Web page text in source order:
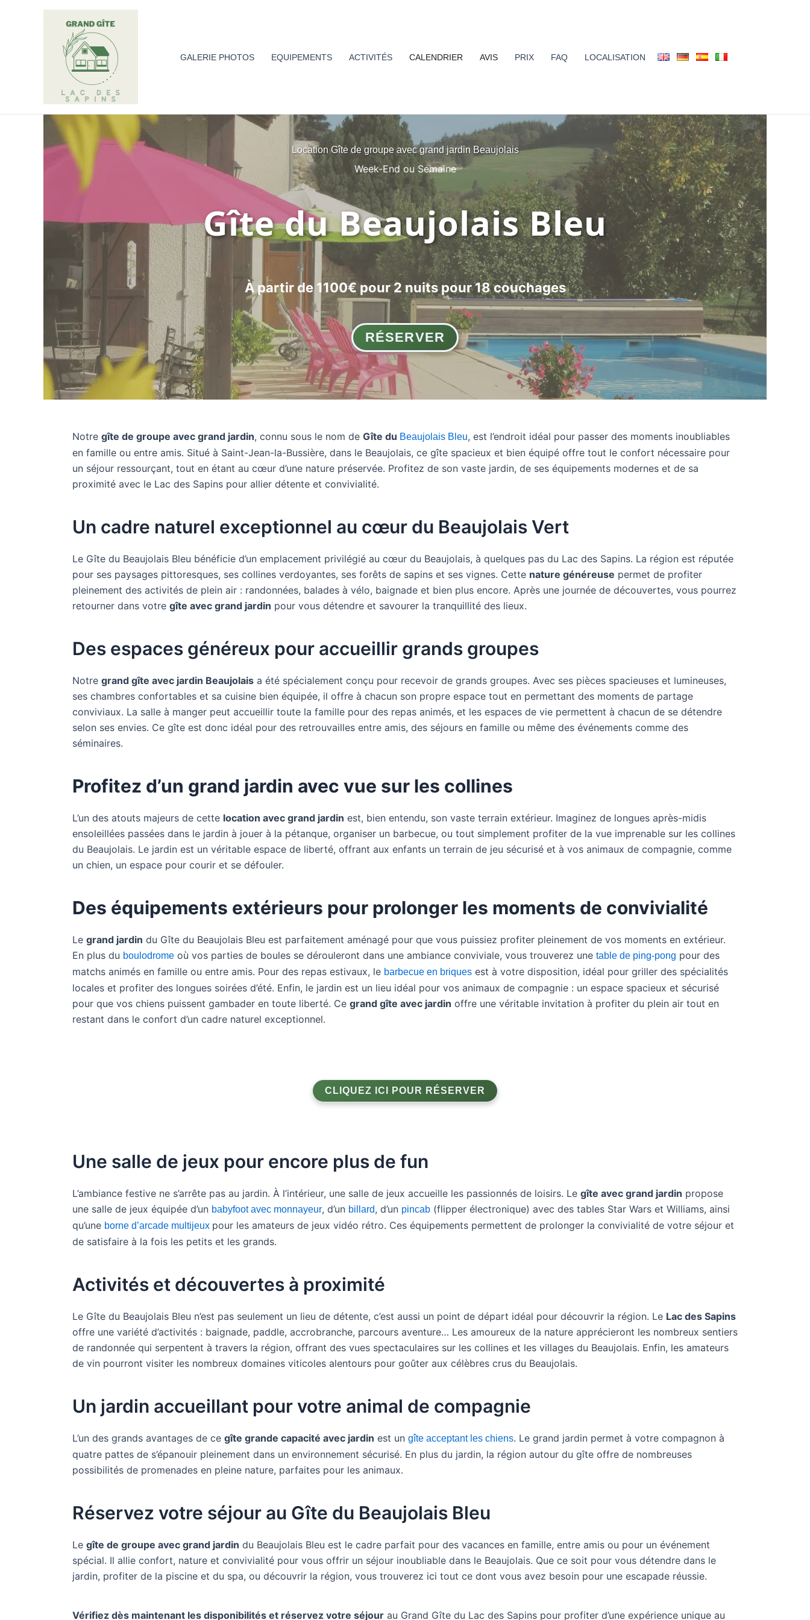
GALERIE PHOTOS EQUIPEMENTS ACTIVITÉS CALENDRIER AVIS PRIX FAQ LOCALISATION
Location Gîte de groupe avec grand jardin Beaujolais
Week-End ou Semaine
Gîte du Beaujolais Bleu
À partir de 1100€ pour 2 nuits pour 18 couchages
RÉSERVER
Notre gîte de groupe avec grand jardin, connu sous le nom de Gîte du Beaujolais Bleu, est l’endroit idéal pour passer des moments inoubliables
en famille ou entre amis. Situé à Saint-Jean-la-Bussière, dans le Beaujolais, ce gîte spacieux et bien équipé offre tout le confort nécessaire pour
un séjour ressourçant, tout en étant au cœur d’une nature préservée. Profitez de son vaste jardin, de ses équipements modernes et de sa
proximité avec le Lac des Sapins pour allier détente et convivialité.
Un cadre naturel exceptionnel au cœur du Beaujolais Vert
Le Gîte du Beaujolais Bleu bénéficie d’un emplacement privilégié au cœur du Beaujolais, à quelques pas du Lac des Sapins. La région est réputée
pour ses paysages pittoresques, ses collines verdoyantes, ses forêts de sapins et ses vignes. Cette nature généreuse permet de profiter
pleinement des activités de plein air : randonnées, balades à vélo, baignade et bien plus encore. Après une journée de découvertes, vous pourrez
retourner dans votre gîte avec grand jardin pour vous détendre et savourer la tranquillité des lieux.
Des espaces généreux pour accueillir grands groupes
Notre grand gîte avec jardin Beaujolais a été spécialement conçu pour recevoir de grands groupes. Avec ses pièces spacieuses et lumineuses,
ses chambres confortables et sa cuisine bien équipée, il offre à chacun son propre espace tout en permettant des moments de partage
conviviaux. La salle à manger peut accueillir toute la famille pour des repas animés, et les espaces de vie permettent à chacun de se détendre
selon ses envies. Ce gîte est donc idéal pour des retrouvailles entre amis, des séjours en famille ou même des événements comme des
séminaires.
Profitez d’un grand jardin avec vue sur les collines
L’un des atouts majeurs de cette location avec grand jardin est, bien entendu, son vaste terrain extérieur. Imaginez de longues après-midis
ensoleillées passées dans le jardin à jouer à la pétanque, organiser un barbecue, ou tout simplement profiter de la vue imprenable sur les collines
du Beaujolais. Le jardin est un véritable espace de liberté, offrant aux enfants un terrain de jeu sécurisé et à vos animaux de compagnie, comme
un chien, un espace pour courir et se défouler.
Des équipements extérieurs pour prolonger les moments de convivialité
Le grand jardin du Gîte du Beaujolais Bleu est parfaitement aménagé pour que vous puissiez profiter pleinement de vos moments en extérieur.
En plus du boulodrome où vos parties de boules se dérouleront dans une ambiance conviviale, vous trouverez une table de ping-pong pour des
matchs animés en famille ou entre amis. Pour des repas estivaux, le barbecue en briques est à votre disposition, idéal pour griller des spécialités
locales et profiter des longues soirées d’été. Enfin, le jardin est un lieu idéal pour vos animaux de compagnie : un espace spacieux et sécurisé
pour que vos chiens puissent gambader en toute liberté. Ce grand gîte avec jardin offre une véritable invitation à profiter du plein air tout en
restant dans le confort d’un cadre naturel exceptionnel.
CLIQUEZ ICI POUR RÉSERVER
Une salle de jeux pour encore plus de fun
L’ambiance festive ne s’arrête pas au jardin. À l’intérieur, une salle de jeux accueille les passionnés de loisirs. Le gîte avec grand jardin propose
une salle de jeux équipée d’un babyfoot avec monnayeur, d’un billard, d’un pincab (flipper électronique) avec des tables Star Wars et Williams, ainsi
qu’une borne d’arcade multijeux pour les amateurs de jeux vidéo rétro. Ces équipements permettent de prolonger la convivialité de votre séjour et
de satisfaire à la fois les petits et les grands.
Activités et découvertes à proximité
Le Gîte du Beaujolais Bleu n’est pas seulement un lieu de détente, c’est aussi un point de départ idéal pour découvrir la région. Le Lac des Sapins
offre une variété d’activités : baignade, paddle, accrobranche, parcours aventure… Les amoureux de la nature apprécieront les nombreux sentiers
de randonnée qui serpentent à travers la région, offrant des vues spectaculaires sur les collines et les villages du Beaujolais. Enfin, les amateurs
de vin pourront visiter les nombreux domaines viticoles alentours pour goûter aux célèbres crus du Beaujolais.
Un jardin accueillant pour votre animal de compagnie
L’un des grands avantages de ce gîte grande capacité avec jardin est un gîte acceptant les chiens. Le grand jardin permet à votre compagnon à
quatre pattes de s’épanouir pleinement dans un environnement sécurisé. En plus du jardin, la région autour du gîte offre de nombreuses
possibilités de promenades en pleine nature, parfaites pour les animaux.
Réservez votre séjour au Gîte du Beaujolais Bleu
Le gîte de groupe avec grand jardin du Beaujolais Bleu est le cadre parfait pour des vacances en famille, entre amis ou pour un événement
spécial. Il allie confort, nature et convivialité pour vous offrir un séjour inoubliable dans le Beaujolais. Que ce soit pour vous détendre dans le
jardin, profiter de la piscine et du spa, ou découvrir la région, vous trouverez ici tout ce dont vous avez besoin pour une escapade réussie.
Vérifiez dès maintenant les disponibilités et réservez votre séjour au Grand Gîte du Lac des Sapins pour profiter d’une expérience unique au